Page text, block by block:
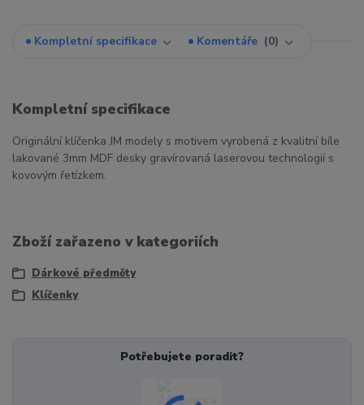
Kompletní specifikace Komentáře 0
Kompletní specifikace
Originální klíčenka JM modely s motivem vyrobená z kvalitní bíle
lakované 3mm MDF desky gravírovaná laserovou technologií s
kovovým řetízkem.
Zboží zařazeno v kategoriích
Dárkové předměty
Klíčenky
Potřebujete poradit?